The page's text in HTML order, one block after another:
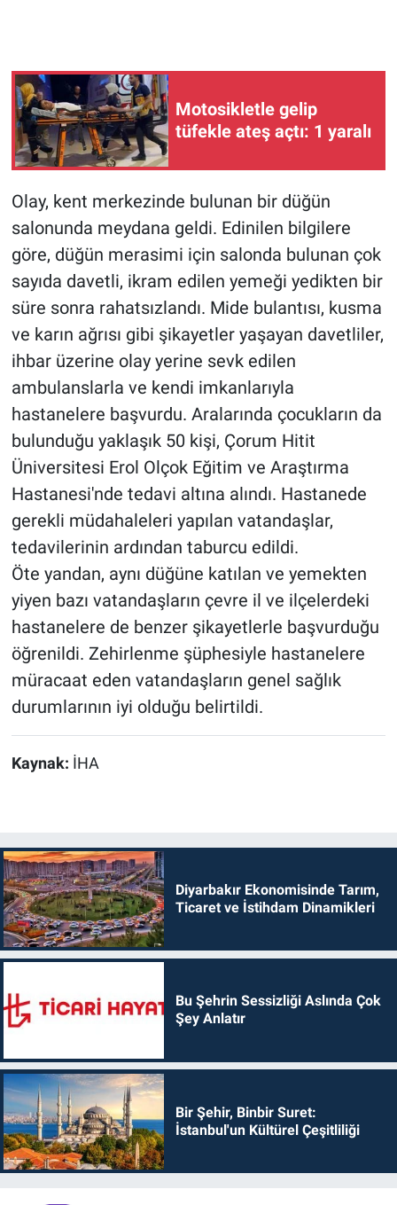
Motosikletle gelip
tüfekle ateş açtı: 1 yaralı
Olay, kent merkezinde bulunan bir düğün
salonunda meydana geldi. Edinilen bilgilere
göre, düğün merasimi için salonda bulunan çok
sayıda davetli, ikram edilen yemeği yedikten bir
süre sonra rahatsızlandı. Mide bulantısı, kusma
ve karın ağrısı gibi şikayetler yaşayan davetliler,
ihbar üzerine olay yerine sevk edilen
ambulanslarla ve kendi imkanlarıyla
hastanelere başvurdu. Aralarında çocukların da
bulunduğu yaklaşık 50 kişi, Çorum Hitit
Üniversitesi Erol Olçok Eğitim ve Araştırma
Hastanesi'nde tedavi altına alındı. Hastanede
gerekli müdahaleleri yapılan vatandaşlar,
tedavilerinin ardından taburcu edildi.
Öte yandan, aynı düğüne katılan ve yemekten
yiyen bazı vatandaşların çevre il ve ilçelerdeki
hastanelere de benzer şikayetlerle başvurduğu
öğrenildi. Zehirlenme şüphesiyle hastanelere
müracaat eden vatandaşların genel sağlık
durumlarının iyi olduğu belirtildi.
Kaynak: İHA
Diyarbakır Ekonomisinde Tarım,
Ticaret ve İstihdam Dinamikleri
Bu Şehrin Sessizliği Aslında Çok
Şey Anlatır
Bir Şehir, Binbir Suret:
İstanbul'un Kültürel Çeşitliliği